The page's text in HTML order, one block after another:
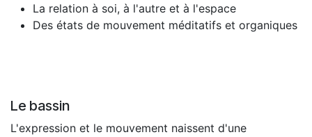
La relation à soi, à l'autre et à l'espace
Des états de mouvement méditatifs et organiques
Le bassin
L'expression et le mouvement naissent d'une